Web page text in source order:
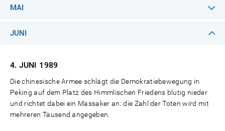
MAI
JUNI
4. JUNI 1989
Die chinesische Armee schlägt die Demokratiebewegung in
Peking auf dem Platz des Himmlischen Friedens blutig nieder
und richtet dabei ein Massaker an: die Zahl der Toten wird mit
mehreren Tausend angegeben.